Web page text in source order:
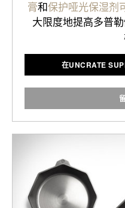
膏和保护哑光保湿剂
大限度地提高多普
在UNCRATE